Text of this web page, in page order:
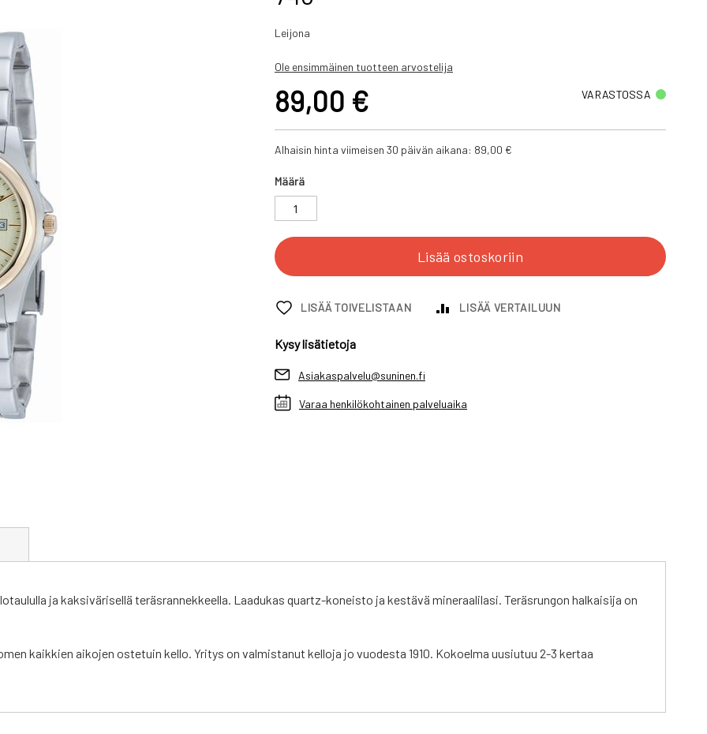
Leijona
Ole ensimmäinen tuotteen arvostelija
89,00 € VARASTOSSA
Alhaisin hinta viimeisen 30 päivän aikana: 89,00 €
Määrä
Lisää ostoskoriin
LISÄÄ TOIVELISTAAN LISÄÄ VERTAILUUN
Kysy lisätietoja
Asiakaspalvelu@suninen.fi
Varaa henkilökohtainen palveluaika
ja kaksivärisellä teräsrannekkeella. Laadukas quartz-koneisto ja kestävä mineraalilasi. Teräsrungon halkaisija on
kaikkien aikojen ostetuin kello. Yritys on valmistanut kelloja jo vuodesta 1910. Kokoelma uusiutuu 2-3 kertaa